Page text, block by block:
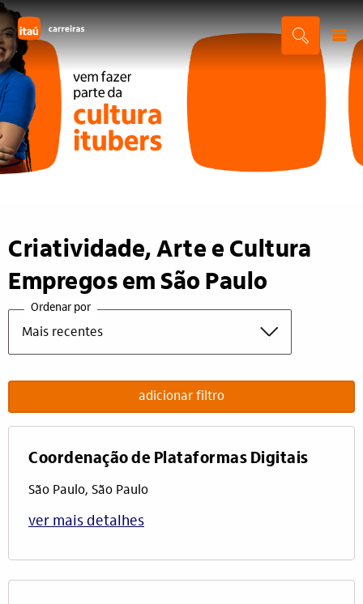
Ordenar por
Criatividade, Arte e Cultura
Empregos em São Paulo
adicionar filtro
Coordenação de Plataformas Digitais
São Paulo, São Paulo
ver mais detalhes